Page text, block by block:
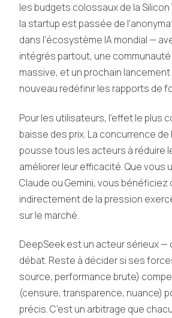
les budgets colossaux de la Silicon
la startup est passée de
dans l’écosystème IA mondial —
intégrés partout, une
massive, et un prochain lancement
nouveau redéfinir les rapports de
Pour les utilisateurs, l’effet le plus
baisse des prix. La concurrence
pousse tous les acteurs à réduire
améliorer leur efficacité. Que vous
Claude ou Gemini, vous bénéficiez
indirectement de la pression
sur le marché.
DeepSeek est un acteur sérieux —
débat. Reste à décider si ses
source, performance brute)
(censure, transparence, nuance)
précis. C’est un arbitrage que